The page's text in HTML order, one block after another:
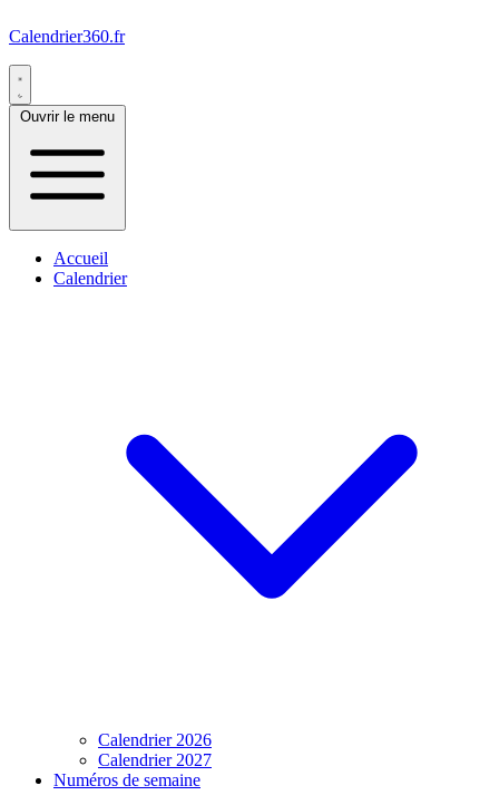
Calendrier360.fr
Ouvrir le menu
Accueil
Calendrier
Calendrier 2026
Calendrier 2027
Numéros de semaine